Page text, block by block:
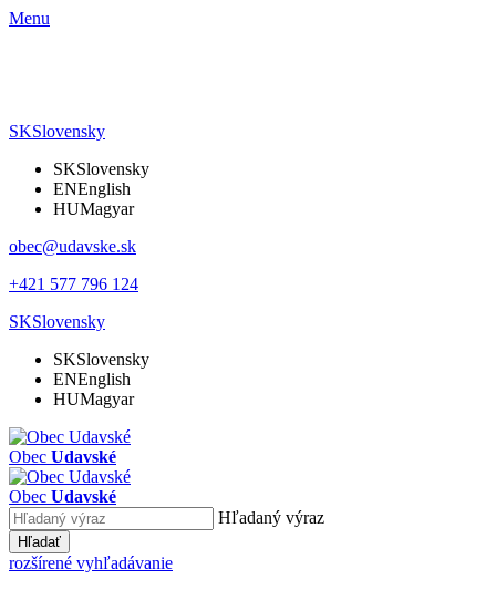
Menu
SKSlovensky
SKSlovensky
ENEnglish
HUMagyar
obec@udavske.sk
+421 577 796 124
SKSlovensky
SKSlovensky
ENEnglish
HUMagyar
Obec Udavské
Obec Udavské
Hľadaný výraz
Hľadať
rozšírené vyhľadávanie